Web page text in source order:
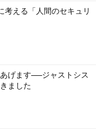
考える「人間のセキュリ
げます──ジャストシス
ました